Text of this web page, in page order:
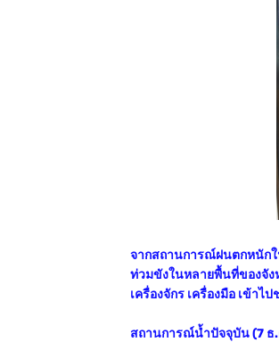
จากสถานการณ์ฝนตกหนัก
ท่วมขังในหลายพื้นที่ของจั
เครื่องจักร เครื่องมือ เข้า
สถานการณ์น้ำปัจจุบัน (7 ธ